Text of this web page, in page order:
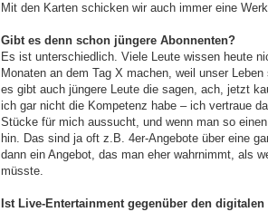
Mit den Karten schicken wir auch immer eine
Gibt es denn schon jüngere Abonnenten?
Es ist unterschiedlich. Viele Leute wissen heute
Monaten an dem Tag X machen, weil unser
es gibt auch jüngere Leute die sagen, ach, jetzt
ich gar nicht die Kompetenz habe – ich vertraue
Stücke für mich aussucht, und wenn man so
hin. Das sind ja oft z.B. 4er-Angebote über eine
dann ein Angebot, das man eher wahrnimmt, als
müsste.
Ist Live-Entertainment gegenüber den